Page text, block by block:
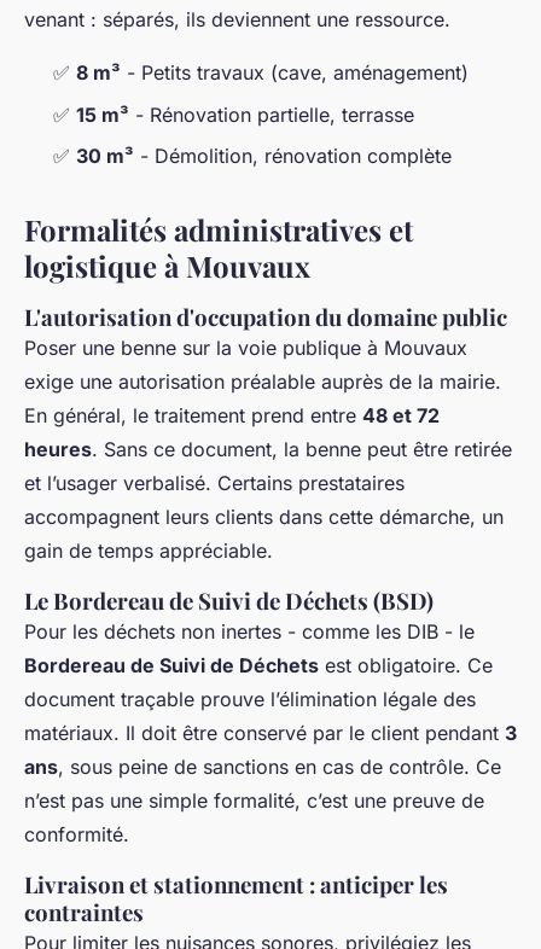
venant : séparés, ils deviennent une ressource.
✅ 8 m³ - Petits travaux (cave, aménagement)
✅ 15 m³ - Rénovation partielle, terrasse
✅ 30 m³ - Démolition, rénovation complète
Formalités administratives et
logistique à Mouvaux
L'autorisation d'occupation du domaine public
Poser une benne sur la voie publique à Mouvaux
exige une autorisation préalable auprès de la mairie.
En général, le traitement prend entre 48 et 72
heures. Sans ce document, la benne peut être retirée
et l’usager verbalisé. Certains prestataires
accompagnent leurs clients dans cette démarche, un
gain de temps appréciable.
Le Bordereau de Suivi de Déchets (BSD)
Pour les déchets non inertes - comme les DIB - le
Bordereau de Suivi de Déchets est obligatoire. Ce
document traçable prouve l’élimination légale des
matériaux. Il doit être conservé par le client pendant 3
ans, sous peine de sanctions en cas de contrôle. Ce
n’est pas une simple formalité, c’est une preuve de
conformité.
Livraison et stationnement : anticiper les
contraintes
Pour limiter les nuisances sonores, privilégiez les